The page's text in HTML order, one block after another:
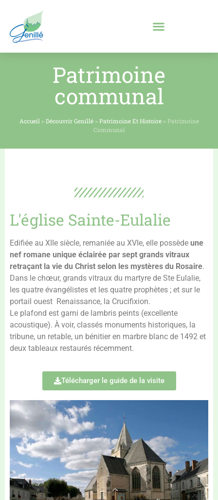
Patrimoine
communal
Accueil >Découvrir Genillé>Patrimoine Et Histoire> Patrimoine
Communal
L'église Sainte-Eulalie
Edifiée au XIIe siècle, remaniée au XVIe, elle possède une
nef romane unique éclairée par sept grands vitraux
retraçant la vie du Christ selon les mystères du Rosaire.
Dans le chœur, grands vitraux du martyre de Ste Eulalie,
les quatre évangélistes et les quatre prophètes ; et sur le
portail ouest Renaissance, la Crucifixion.
Le plafond est garni de lambris peints (excellente
acoustique). À voir, classés monuments historiques, la
tribune, un retable, un bénitier en marbre blanc de 1492 et
deux tableaux restaurés récemment.
Télécharger le guide de la visite